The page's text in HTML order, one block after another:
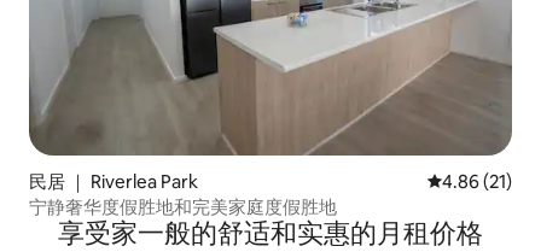
民居 ｜ Riverlea Park 平均评分
4.86 (21)
宁静奢华度假胜地和完美家庭度假胜地
享受家一般的舒适和实惠的月租价格